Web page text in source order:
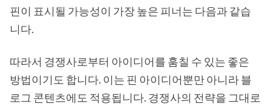
핀이 표시될 가능성이 가장 높은 피너는 다음과 같습
니다.
따라서 경쟁사로부터 아이디어를 훔칠 수 있는 좋은
방법이기도 합니다. 이는 핀 아이디어뿐만 아니라 블
로그 콘텐츠에도 적용됩니다. 경쟁사의 전략을 그대로